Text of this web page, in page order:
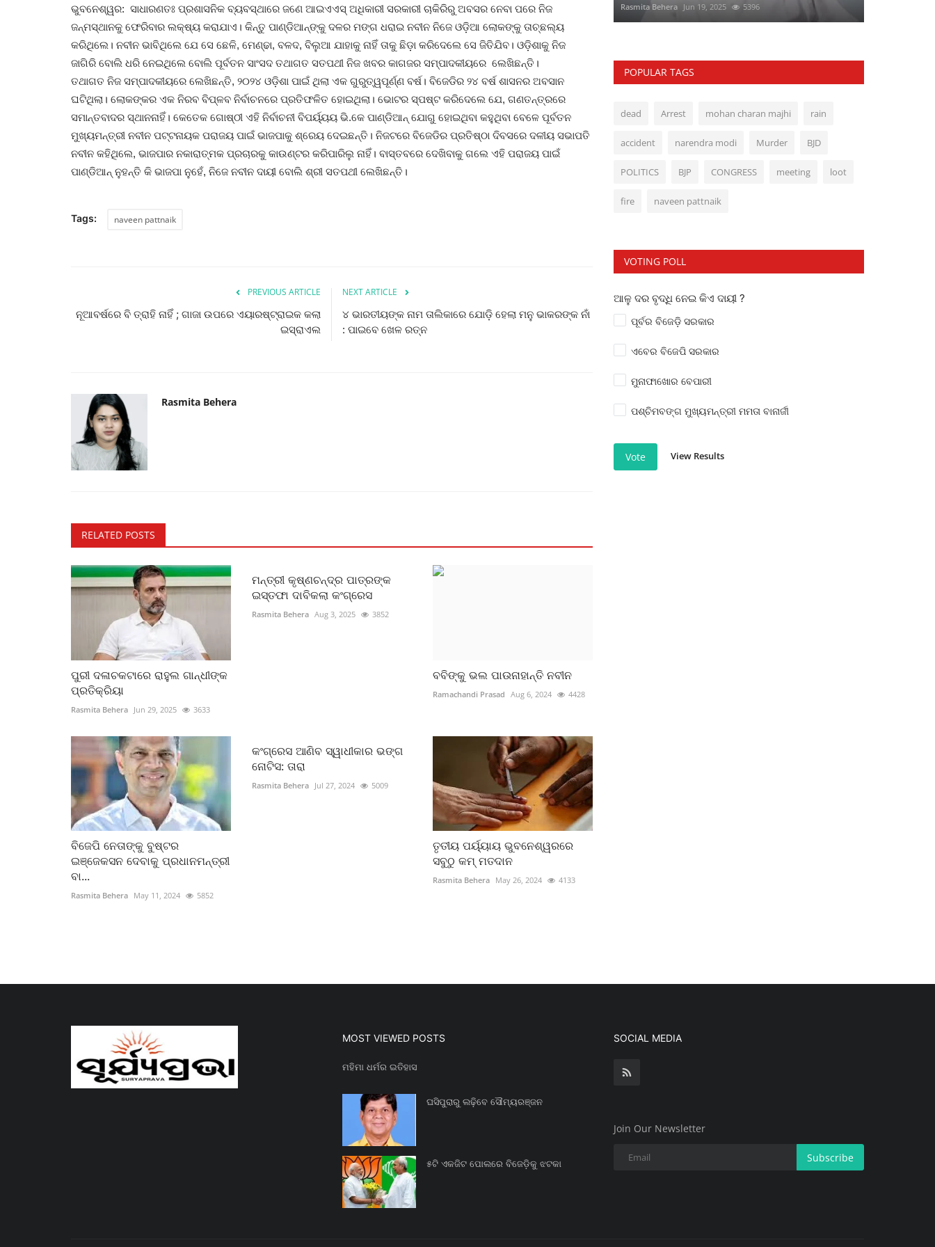
ଭୁବନେଶ୍ୱର: ସାଧାରଣତଃ ପ୍ରଶାସନିକ ବ୍ୟବସ୍ଥାରେ ଜଣେ ଆଇଏଏସ୍‌ ଅଧିକାରୀ ସରକାରୀ ଚାକିରିରୁ ଅବସର ନେବା ପରେ ନିଜ
ଜନ୍ମସ୍ଥାନକୁ ଫେରିବାର ଲକ୍ଷ୍ୟ କରାଯାଏ। କିନ୍ତୁ ପାଣ୍ଡିଆନ୍‌ଙ୍କୁ ଦଳର ମଙ୍ଗ ଧରାଇ ନବୀନ ନିଜେ ଓଡ଼ିଆ ଲୋକଙ୍କୁ ତାଚ୍ଛଲ୍ୟ
କରିଥିଲେ। ନବୀନ ଭାବିଥିଲେ ଯେ ସେ ଛେଳି, ମେଣ୍ଢା, ବଳଦ, ବିଲୁଆ ଯାହାକୁ ନାହିଁ ତାକୁ ଛିଡ଼ା କରିଦେଲେ ସେ ଜିତିଯିବ। ଓଡ଼ିଶାକୁ ନିଜ
ଜାଗିରି ବୋଲି ଧରି ନେଇଥିଲେ ବୋଲି ପୂର୍ବତନ ସାଂସଦ ତଥାଗତ ସତପଥୀ ନିଜ ଖବର କାଗଜର ସମ୍ପାଦକୀୟରେ ଲେଖିଛନ୍ତି।
ତଥାଗତ ନିଜ ସମ୍ପାଦକୀୟରେ ଲେଖିଛନ୍ତି, ୨୦୨୪ ଓଡ଼ିଶା ପାଇଁ ଥିଲା ଏକ ଗୁରୁତ୍ୱପୂର୍ଣ୍ଣ ବର୍ଷ। ବିଜେଡିର ୨୪ ବର୍ଷ ଶାସନର ଅବସାନ
ଘଟିଥିଲା। ଲୋକଙ୍କର ଏକ ନିରବ ବିପ୍ଳବ ନିର୍ବାଚନରେ ପ୍ରତିଫଳିତ ହୋଇଥିଲା। ଭୋଟର ସ୍ପଷ୍ଟ କରିଦେଲେ ଯେ, ଗଣତନ୍ତ୍ରରେ
ସମାନ୍ତବାଦର ସ୍ଥାନନାହିଁ। କେତେକ ଗୋଷ୍ଠୀ ଏହି ନିର୍ବାଚନୀ ବିପର୍ୟ୍ୟୟ ଭି.କେ ପାଣ୍ଡିଆନ୍‌ ଯୋଗୁ ହୋଇଥିବା କହୁଥିବା ବେଳେ ପୂର୍ବତନ
ମୁଖ୍ୟମନ୍ତ୍ରୀ ନବୀନ ପଟ୍ଟନାୟକ ପରାଜୟ ପାଇଁ ଭାଜପାକୁ ଶ୍ରେୟ ଦେଇଛନ୍ତି। ନିଜଟରେ ବିଜେଡିର ପ୍ରତିଷ୍ଠା ଦିବସରେ ଦଳୀୟ ସଭାପତି
ନବୀନ କହିଥିଲେ, ଭାଜପାର ନକାରାତ୍ମକ ପ୍ରଚାରକୁ କାଉଣ୍ଟର କରିପାରିଲୁ ନାହିଁ। ବାସ୍ତବରେ ଦେଖିବାକୁ ଗଲେ ଏହି ପରାଜୟ ପାଇଁ
ପାଣ୍ଡିଆନ୍‌ ନୁହନ୍ତି କି ଭାଜପା ନୁହେଁ, ନିଜେ ନବୀନ ଦାୟୀ ବୋଲି ଶ୍ରୀ ସତପଥୀ ଲେଖିଛନ୍ତି।
Tags: naveen pattnaik
PREVIOUS ARTICLE
ନୂଆବର୍ଷରେ ବି ତ୍ରାହି ନାହିଁ ; ଗାଜା ଉପରେ ଏୟାରଷ୍ଟ୍ରାଇକ କଲା
ଇସ୍ରାଏଲ
NEXT ARTICLE
୪ ଭାରତୀୟଙ୍କ ନାମ ତାଲିକାରେ ଯୋଡ଼ି ହେଲା ମନୁ ଭାକରଙ୍କ ନାଁ
: ପାଇବେ ଖେଳ ରତ୍ନ
Rasmita Behera
RELATED POSTS
ପୁରୀ ଦଳାଚକଟାରେ ରାହୁଲ ଗାନ୍ଧୀଙ୍କ
ପ୍ରତିକ୍ରିୟା
Rasmita Behera Jun 29, 2025 3633
ମନ୍ତ୍ରୀ କୃଷ୍ଣଚନ୍ଦ୍ର ପାତ୍ରଙ୍କ
ଇସ୍ତଫା ଦାବିକଲା କଂଗ୍ରେସ
Rasmita Behera Aug 3, 2025 3852
ବବିଙ୍କୁ ଭଲ ପାଉନାହାନ୍ତି ନବୀନ
Ramachandi Prasad Aug 6, 2024 4428
ବିଜେପି ନେତାଙ୍କୁ ବୁଷ୍ଟର
ଇଞ୍ଜେକସନ ଦେବାକୁ ପ୍ରଧାନମନ୍ତ୍ରୀ
ବା...
Rasmita Behera May 11, 2024 5852
କଂଗ୍ରେସ ଆଣିବ ସ୍ୱାଧୀକାର ଭଙ୍ଗ
ନୋଟିସ: ତାରା
Rasmita Behera Jul 27, 2024 5009
ତୃତୀୟ ପର୍ୟ୍ୟାୟ ଭୁବନେଶ୍ୱରରେ
ସବୁଠୁ କମ୍‌ ମତଦାନ
Rasmita Behera May 26, 2024 4133
Rasmita Behera Jun 19, 2025 5396
POPULAR TAGS
dead Arrest mohan charan majhi rain
accident narendra modi Murder BJD
POLITICS BJP CONGRESS meeting loot
fire naveen pattnaik
VOTING POLL
ଆଳୁ ଦର ବୃଦ୍ଧି ନେଇ କିଏ ଦାୟୀ ?
ପୂର୍ବର ବିଜେଡ଼ି ସରକାର
ଏବେର ବିଜେପି ସରକାର
ମୁନାଫାଖୋର ବେପାରୀ
ପଶ୍ଚିମବଙ୍ଗ ମୁଖ୍ୟମନ୍ତ୍ରୀ ମମତା ବାନାର୍ଜୀ
Vote View Results
MOST VIEWED POSTS
ମହିମା ଧର୍ମର ଇତିହାସ
ଘସିପୁରାରୁ ଲଢ଼ିବେ ସୌମ୍ୟରଞ୍ଜନ
୫ଟି ଏକଜିଟ ପୋଲରେ ବିଜେଡ଼ିକୁ ଝଟକା
SOCIAL MEDIA
Join Our Newsletter
Subscribe